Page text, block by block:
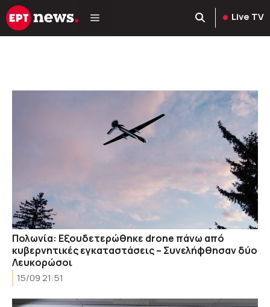
Μετάβαση
σε
Live TV
Πολωνία: Εξουδετερώθηκε drone πάνω από
κυβερνητικές εγκαταστάσεις – Συνελήφθησαν δύο
Λευκορώσοι
15/09 21:51